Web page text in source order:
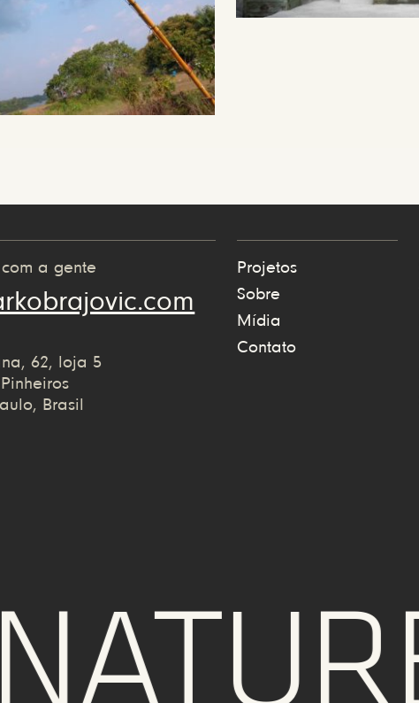
a gente
62, loja 5
Brasil
Projetos
Sobre
Mídia
Contato